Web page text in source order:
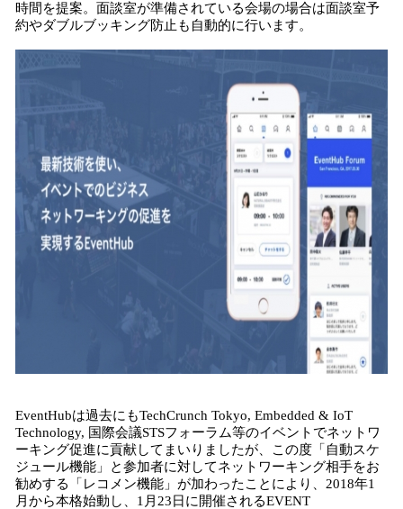
時間を提案。面談室が準備されている会場の場合は面談室予
約やダブルブッキング防止も自動的に行います。
EventHubは過去にもTechCrunch Tokyo, Embedded & IoT
Technology, 国際会議STSフォーラム等のイベントでネットワ
ーキング促進に貢献してまいりましたが、この度「自動スケ
ジュール機能」と参加者に対してネットワーキング相手をお
勧めする「レコメン機能」が加わったことにより、2018年1
月から本格始動し、1月23日に開催されるEVENT